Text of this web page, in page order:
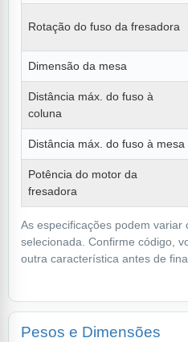
Rotação do fuso da fresadora
Dimensão da mesa
Distância máx. do fuso à
coluna
Distância máx. do fuso à mesa
Potência do motor da
fresadora
As especificações podem variar
selecionada. Confirme código,
outra característica antes de
Pesos e Dimensões